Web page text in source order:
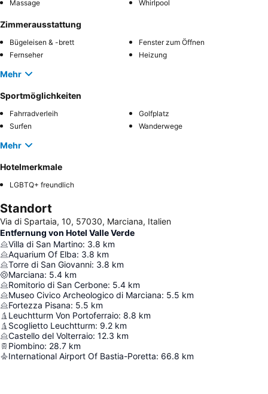
Massage Whirlpool
Zimmerausstattung
Bügeleisen & -brett
Fenster zum Öffnen
Fernseher
Heizung
Mehr
Sportmöglichkeiten
Fahrradverleih
Golfplatz
Surfen
Wanderwege
Mehr
Hotelmerkmale
LGBTQ+ freundlich
Standort
Via di Spartaia, 10, 57030, Marciana, Italien
Entfernung von Hotel Valle Verde
Villa di San Martino: 3.8 km
Aquarium Of Elba: 3.8 km
Torre di San Giovanni: 3.8 km
Marciana: 5.4 km
Romitorio di San Cerbone: 5.4 km
Museo Civico Archeologico di Marciana: 5.5 km
Fortezza Pisana: 5.5 km
Leuchtturm Von Portoferraio: 8.8 km
Scoglietto Leuchtturm: 9.2 km
Castello del Volterraio: 12.3 km
Piombino: 28.7 km
International Airport Of Bastia-Poretta: 66.8 km